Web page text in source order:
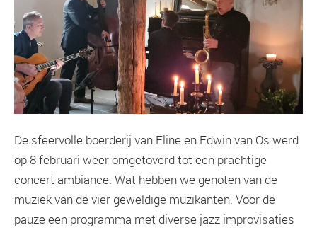
De sfeervolle boerderij van Eline en Edwin van Os werd
op 8 februari weer omgetoverd tot een prachtige
concert ambiance. Wat hebben we genoten van de
muziek van de vier geweldige muzikanten. Voor de
pauze een programma met diverse jazz improvisaties